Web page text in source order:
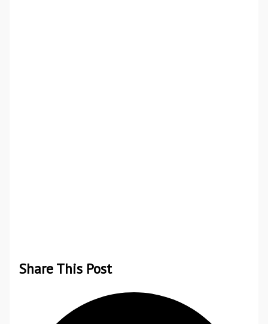
Share This Post